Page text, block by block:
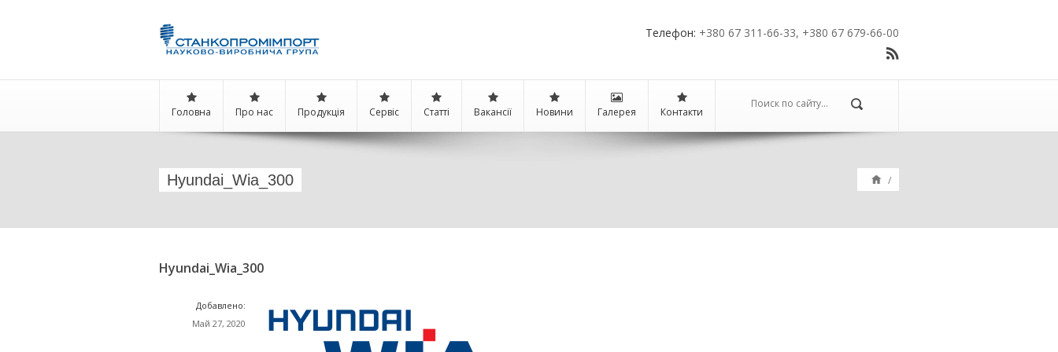
Телефон: +380 67 311-66-33, +380 67 679-66-00
Головна Про нас Продукція Сервіс Статті Вакансії Новини Галерея Контакти
Hyundai_Wia_300 /
Hyundai_Wia_300
Добавлено:
Май 27, 2020